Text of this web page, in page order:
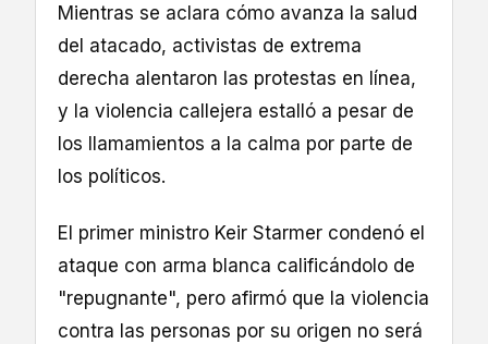
Mientras se aclara cómo avanza la salud
del atacado, activistas de extrema
derecha alentaron las protestas en línea,
y la violencia callejera estalló a pesar de
los llamamientos a la calma por parte de
los políticos.
El primer ministro Keir Starmer condenó el
ataque con arma blanca calificándolo de
"repugnante", pero afirmó que la violencia
contra las personas por su origen no será